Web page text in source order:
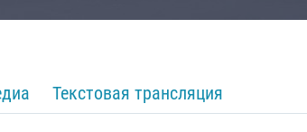
Текстовая трансляция